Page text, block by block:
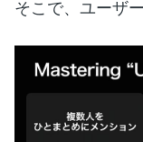
そこで、ユーザ